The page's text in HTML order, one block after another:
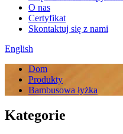
O nas
Certyfikat
Skontaktuj się z nami
English
Dom
Produkty
Bambusowa łyżka
Kategorie